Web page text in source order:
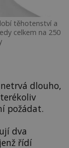
těhotenství a
celkem na 250
dlouho,
požádat.
dva
řídí